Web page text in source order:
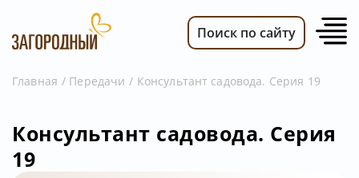
НОВОСТИ
Поиск по сайту
Главная Передачи Консультант садовода. Серия 19
Консультант садовода. Серия
19